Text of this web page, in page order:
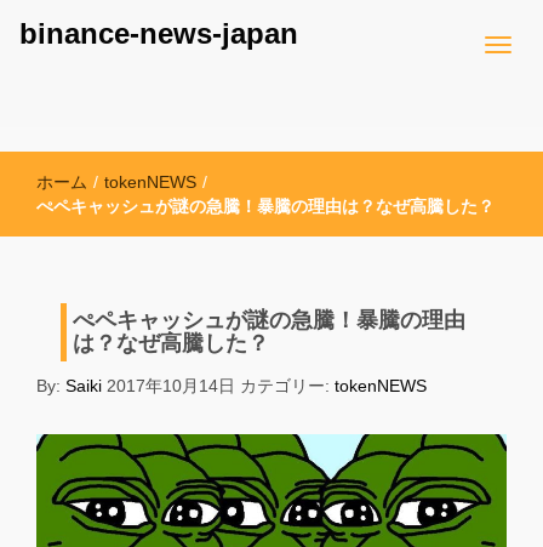
binance-news-japan
ホーム / tokenNEWS /
ぺペキャッシュが謎の急騰！暴騰の理由は？なぜ高騰した？
ぺペキャッシュが謎の急騰！暴騰の理由
は？なぜ高騰した？
By: Saiki 2017年10月14日 カテゴリー: tokenNEWS